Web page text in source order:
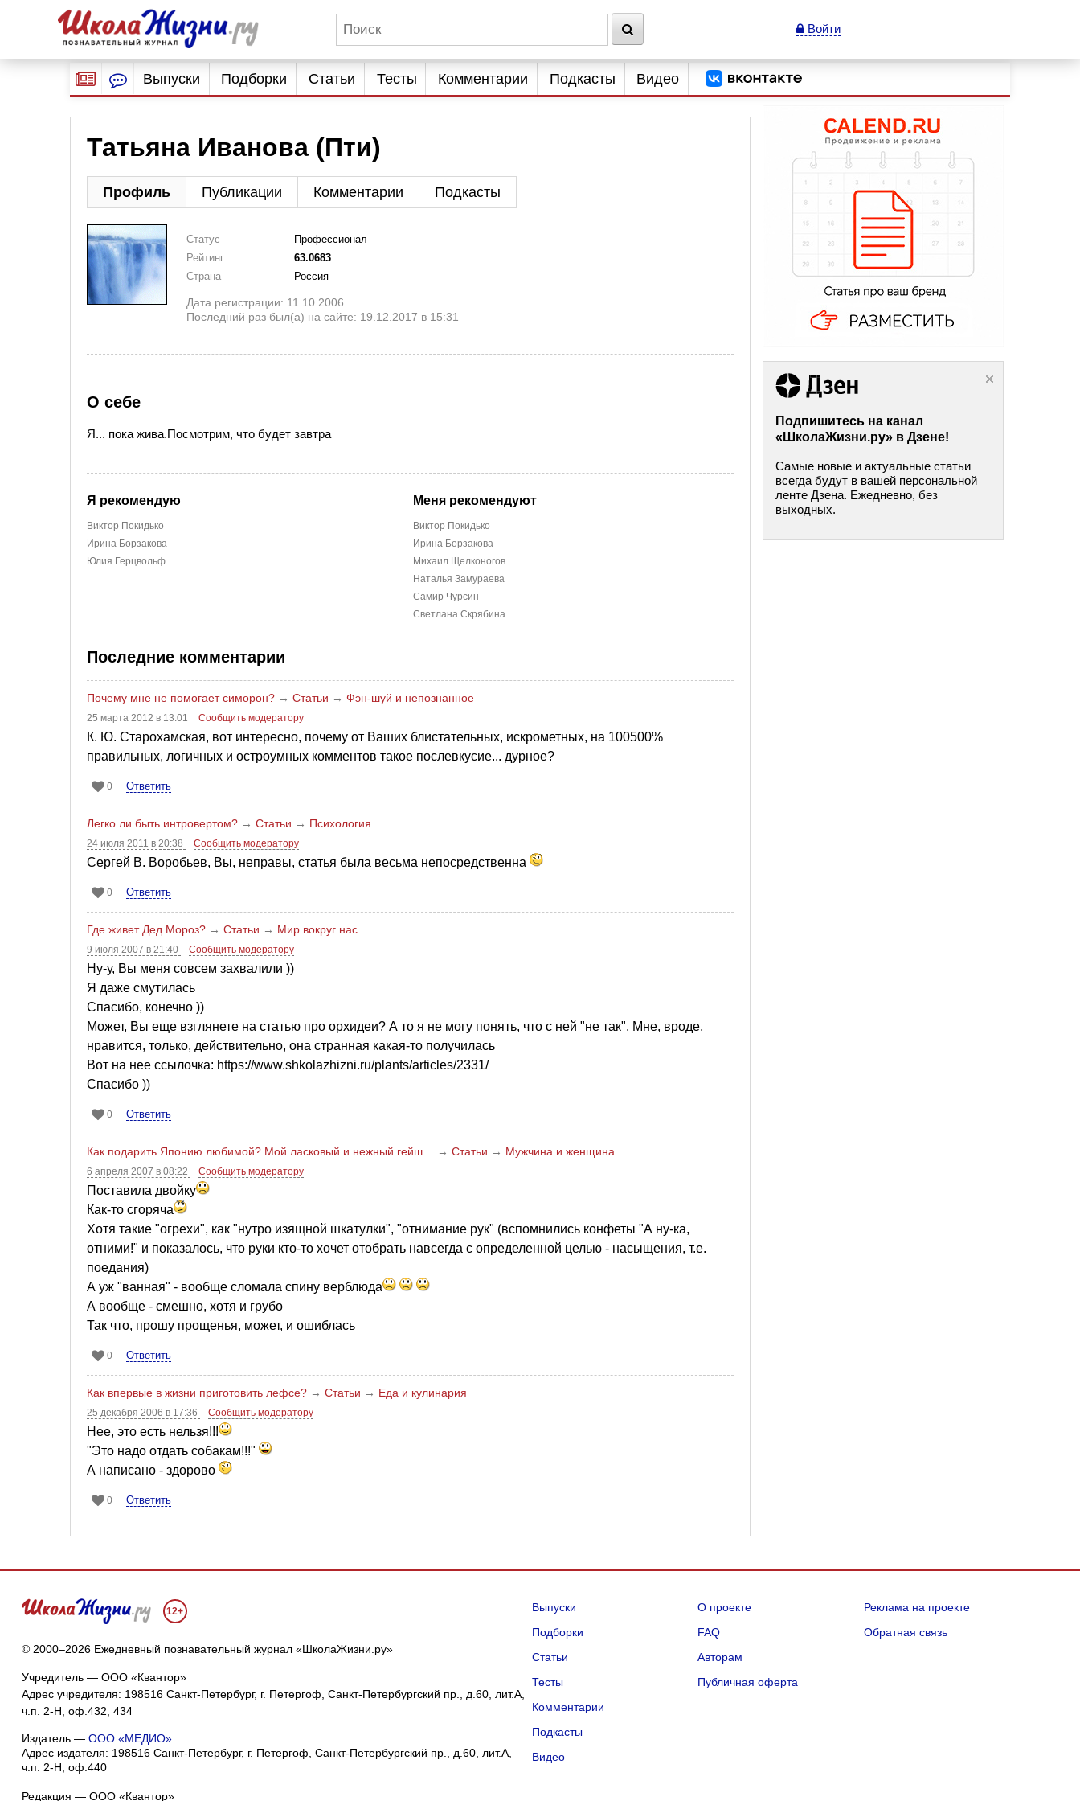
Войти
Выпуски Подборки Статьи Тесты Комментарии Подкасты Видео
Татьяна Иванова (Пти)
Профиль Публикации Комментарии Подкасты
Статус
Профессионал
Рейтинг
63.0683
Страна
Россия
Дата регистрации: 11.10.2006
Последний раз был(а) на сайте: 19.12.2017 в 15:31
О себе
Я... пока жива.Посмотрим, что будет завтра
Я рекомендую
Виктор Покидько
Ирина Борзакова
Юлия Герцвольф
Меня рекомендуют
Виктор Покидько
Ирина Борзакова
Михаил Щелконогов
Наталья Замураева
Самир Чурсин
Светлана Скрябина
Последние комментарии
Почему мне не помогает симорон? → Статьи → Фэн-шуй и непознанное
25 марта 2012 в 13:01 Сообщить модератору
К. Ю. Старохамская, вот интересно, почему от Ваших блистательных, искрометных, на 100500%
правильных, логичных и остроумных комментов такое послевкусие... дурное?
0 Ответить
Легко ли быть интровертом? → Статьи → Психология
24 июля 2011 в 20:38 Сообщить модератору
Сергей В. Воробьев, Вы, неправы, статья была весьма непосредственна
0 Ответить
Где живет Дед Мороз? → Статьи → Мир вокруг нас
9 июля 2007 в 21:40 Сообщить модератору
Ну-у, Вы меня совсем захвалили ))
Я даже смутилась
Спасибо, конечно ))
Может, Вы еще взглянете на статью про орхидеи? А то я не могу понять, что с ней "не так". Мне, вроде,
нравится, только, действительно, она странная какая-то получилась
Вот на нее ссылочка: https://www.shkolazhizni.ru/plants/articles/2331/
Спасибо ))
0 Ответить
Как подарить Японию любимой? Мой ласковый и нежный гейш… → Статьи → Мужчина и женщина
6 апреля 2007 в 08:22 Сообщить модератору
Поставила двойку
Как-то сгоряча
Хотя такие "огрехи", как "нутро изящной шкатулки", "отнимание рук" (вспомнились конфеты "А ну-ка,
отними!" и показалось, что руки кто-то хочет отобрать навсегда с определенной целью - насыщения, т.е.
поедания)
А уж "ванная" - вообще сломала спину верблюда
А вообще - смешно, хотя и грубо
Так что, прошу прощенья, может, и ошиблась
0 Ответить
Как впервые в жизни приготовить лефсе? → Статьи → Еда и кулинария
25 декабря 2006 в 17:36 Сообщить модератору
Нее, это есть нельзя!!!
"Это надо отдать собакам!!!"
А написано - здорово
0 Ответить
Подпишитесь на канал
«ШколаЖизни.ру» в Дзене!
Самые новые и актуальные статьи
всегда будут в вашей персональной
ленте Дзена. Ежедневно, без
выходных.
12+
© 2000–2026 Ежедневный познавательный журнал «ШколаЖизни.ру»
Учредитель — ООО «Квантор»
Адрес учредителя: 198516 Санкт-Петербург, г. Петергоф, Санкт-Петербургский пр., д.60, лит.А,
ч.п. 2-Н, оф.432, 434
Издатель — ООО «МЕДИО»
Адрес издателя: 198516 Санкт-Петербург, г. Петергоф, Санкт-Петербургский пр., д.60, лит.А,
ч.п. 2-Н, оф.440
Редакция — ООО «Квантор»
Выпуски
Подборки
Статьи
Тесты
Комментарии
Подкасты
Видео
О проекте
FAQ
Авторам
Публичная оферта
Реклама на проекте
Обратная связь